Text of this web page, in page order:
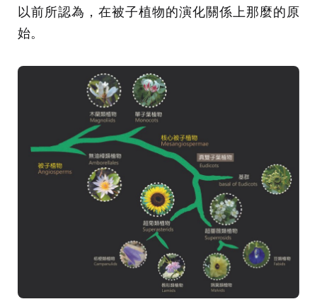
以前所認為，在被子植物的演化關係上那麼的原
始。